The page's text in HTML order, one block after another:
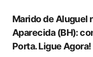
Marido de Aluguel
Aparecida (BH):
Porta. Ligue Agora!